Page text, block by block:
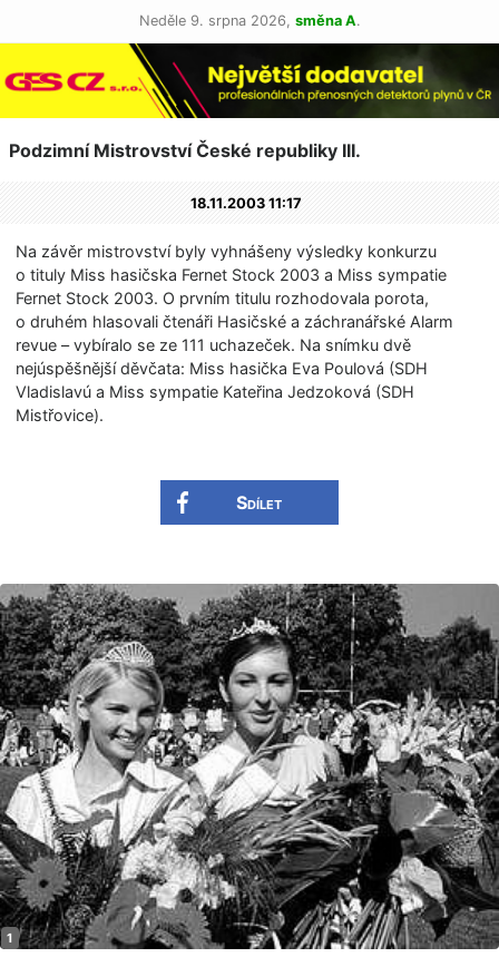
Neděle 9. srpna 2026, směna A.
Podzimní Mistrovství České republiky III.
18.11.2003 11:17
Na závěr mistrovství byly vyhnášeny výsledky konkurzu
o tituly Miss hasičska Fernet Stock 2003 a Miss sympatie
Fernet Stock 2003. O prvním titulu rozhodovala porota,
o druhém hlasovali čtenáři Hasičské a záchranářské Alarm
revue – vybíralo se ze 111 uchazeček. Na snímku dvě
nejúspěšnější děvčata: Miss hasička Eva Poulová (SDH
Vladislavú a Miss sympatie Kateřina Jedzoková (SDH
Mistřovice).
Sdílet